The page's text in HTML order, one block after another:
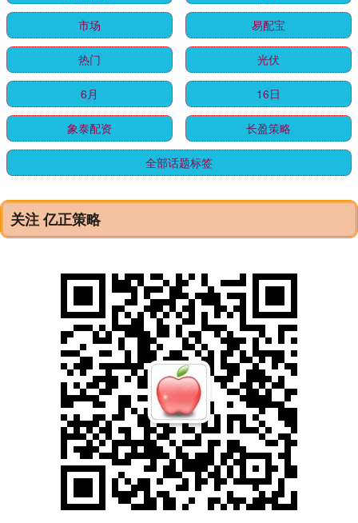
市场 易配宝
热门 光伏
6月 16日
象泰配资 长盈策略
全部话题标签
关注 亿正策略